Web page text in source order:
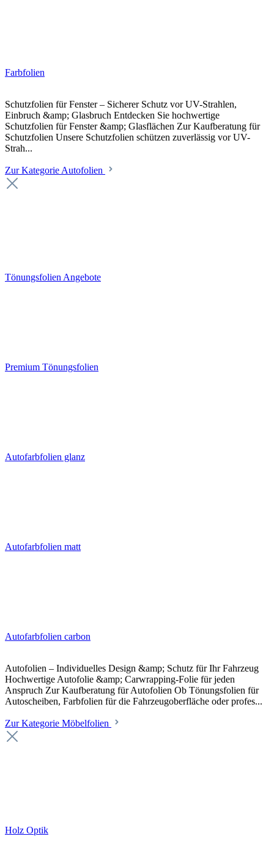
Farbfolien
Schutzfolien für Fenster – Sicherer Schutz vor UV-Strahlen,
Einbruch &amp; Glasbruch Entdecken Sie hochwertige
Schutzfolien für Fenster &amp; Glasflächen Zur Kaufberatung für
Schutzfolien Unsere Schutzfolien schützen zuverlässig vor UV-
Strah...
Zur Kategorie Autofolien
Tönungsfolien Angebote
Premium Tönungsfolien
Autofarbfolien glanz
Autofarbfolien matt
Autofarbfolien carbon
Autofolien – Individuelles Design &amp; Schutz für Ihr Fahrzeug
Hochwertige Autofolie &amp; Carwrapping-Folie für jeden
Anspruch Zur Kaufberatung für Autofolien Ob Tönungsfolien für
Autoscheiben, Farbfolien für die Fahrzeugoberfläche oder profes...
Zur Kategorie Möbelfolien
Holz Optik